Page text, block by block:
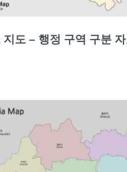
지도 – 행정 구역 구분